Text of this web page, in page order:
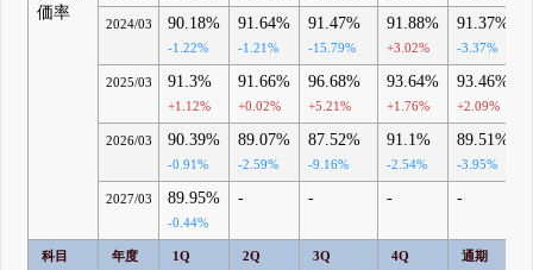
価率
2024/03 90.18%
-1.22%
91.64%
-1.21%
91.47%
-15.79%
91.88%
+3.02%
91.37%
-3.37%
2025/03 91.3%
+1.12%
91.66%
+0.02%
96.68%
+5.21%
93.64%
+1.76%
93.46%
+2.09%
2026/03 90.39%
-0.91%
89.07%
-2.59%
87.52%
-9.16%
91.1%
-2.54%
89.51%
-3.95%
2027/03 89.95%
-0.44%
- - - -
科目 年度 1Q 2Q 3Q 4Q 通期